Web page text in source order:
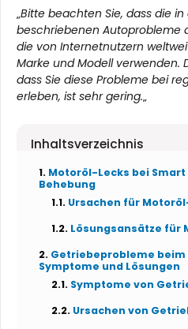
„Bitte beachten Sie, dass die in
beschriebenen Autoprobleme
die von Internetnutzern
Marke und Modell verwenden.
dass Sie diese Probleme bei
erleben, ist sehr gering.„
Inhaltsverzeichnis
Motoröl-Lecks bei Smart
Behebung
Ursachen für
Lösungsansätze für
Getriebeprobleme beim
Symptome und Lösungen
Symptome von
Ursachen von